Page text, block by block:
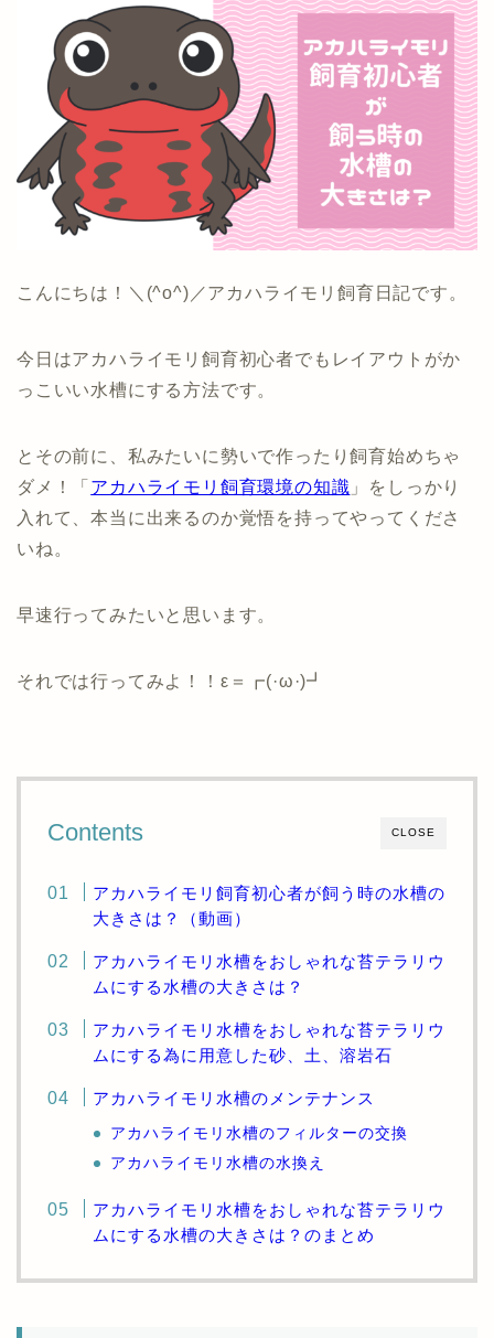
こんにちは！＼(^o^)／アカハライモリ飼育日記です。
今日はアカハライモリ飼育初心者でもレイアウトがか
っこいい水槽にする方法です。
とその前に、私みたいに勢いで作ったり飼育始めちゃ
ダメ！「 アカハライモリ飼育環境の知識 」をしっかり
入れて、本当に出来るのか覚悟を持ってやってくださ
いね。
早速行ってみたいと思います。
それでは行ってみよ！！ε＝┏(·ω·)┛
CLOSE
Contents
アカハライモリ飼育初心者が飼う時の水槽の
大きさは？（動画）
アカハライモリ水槽をおしゃれな苔テラリウ
ムにする水槽の大きさは？
アカハライモリ水槽をおしゃれな苔テラリウ
ムにする為に用意した砂、土、溶岩石
アカハライモリ水槽のメンテナンス
アカハライモリ水槽のフィルターの交換
アカハライモリ水槽の水換え
アカハライモリ水槽をおしゃれな苔テラリウ
ムにする水槽の大きさは？のまとめ